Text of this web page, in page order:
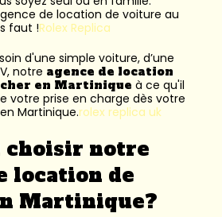
de location de voiture au
faut !Rolex Replica
d'une simple voiture, d’une
notre agence de location
en Martinique à ce qu'il
votre prise en charge dès votre
Martinique.rolex replica uk
choisir notre
location de
Martinique?